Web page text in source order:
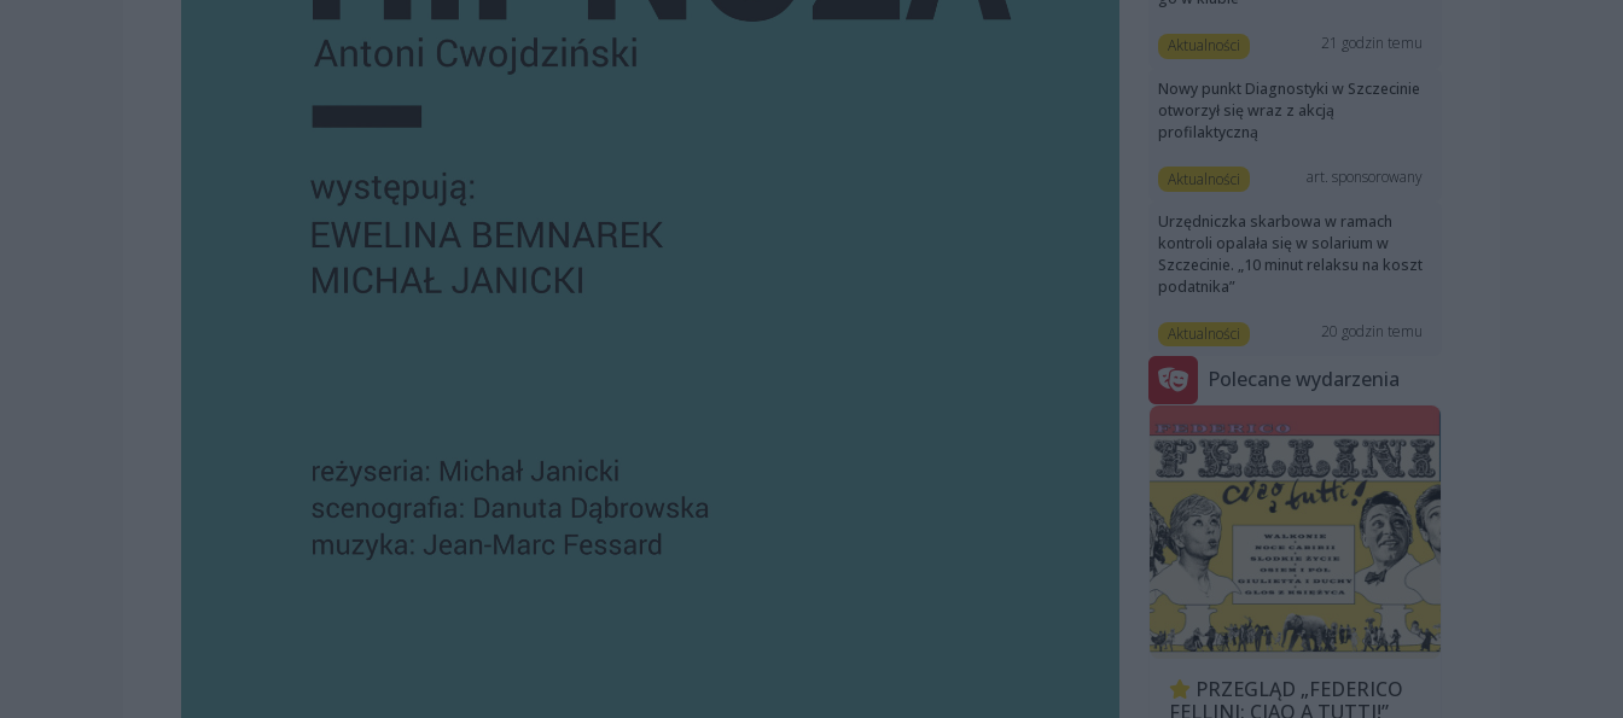
Aktualności 21 godzin temu
Nowy punkt Diagnostyki w Szczecinie
otworzył się wraz z akcją
profilaktyczną
Aktualności art. sponsorowany
Urzędniczka skarbowa w ramach
kontroli opalała się w solarium w
Szczecinie. „10 minut relaksu na koszt
podatnika”
Aktualności 20 godzin temu
Polecane wydarzenia
PRZEGLĄD „FEDERICO
FELLINI: CIAO A TUTTI!”